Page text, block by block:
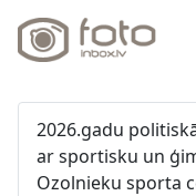
2026.gadu
ar sportisku un
Ozolnieku sporta